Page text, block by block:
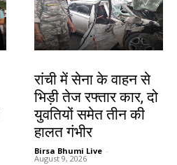
रांची में सेना के वाहन से
भिड़ी तेज रफ्तार कार, दो
युवतियों समेत तीन की
हालत गंभीर
Birsa Bhumi Live -
August 9, 2026